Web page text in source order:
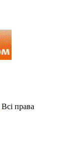
Всі права